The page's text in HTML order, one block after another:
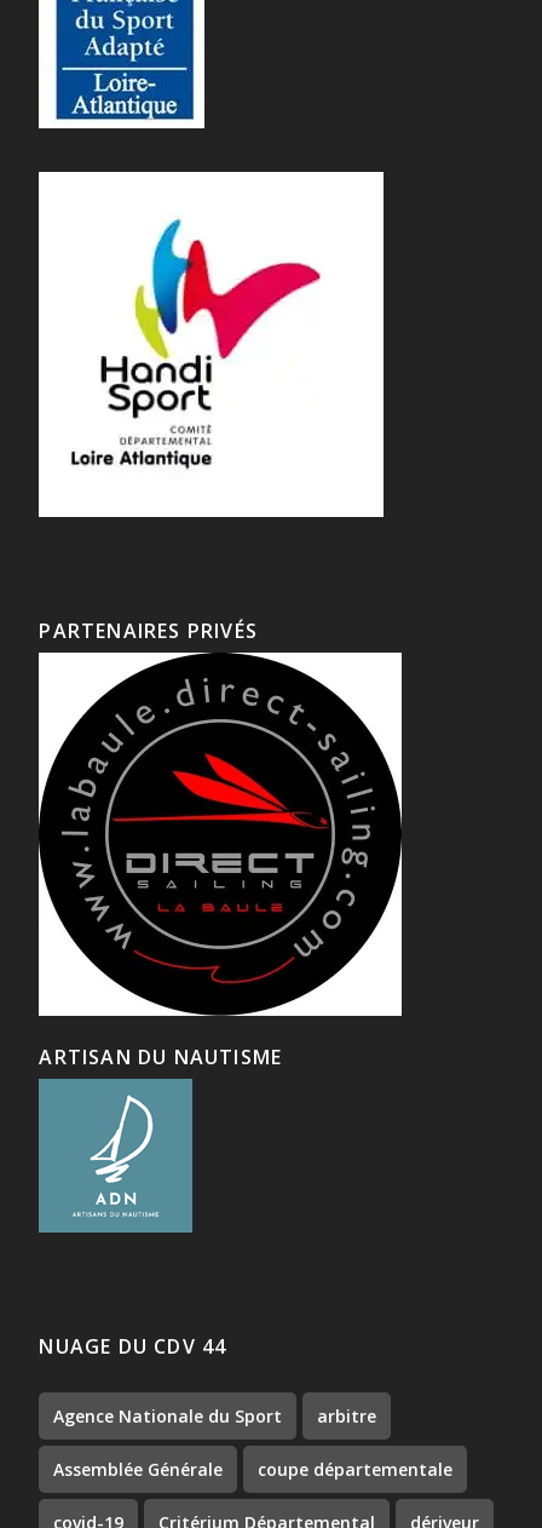
PARTENAIRES PRIVÉS
ARTISAN DU NAUTISME
NUAGE DU CDV 44
Agence Nationale du Sport arbitre
Assemblée Générale coupe départementale
covid-19 Critérium Départemental dériveur